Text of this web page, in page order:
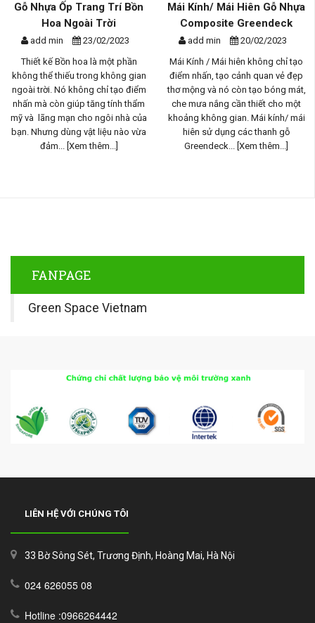
Trí Bồn
2023
phần
gian
tạo điểm
tính thẩm
nhà của
nào vừa
Mái Kính/ Mái Hiên Gỗ Nhựa
Composite Greendeck
add min
20/02/2023
Mái Kính / Mái hiên không chỉ tạo
điểm nhấn, tạo cảnh quan vẻ đẹp
thơ mộng và nó còn tạo bóng mát,
che mưa nắng cần thiết cho một
khoảng không gian. Mái kính/ mái
hiên sử dụng các thanh gỗ
Greendeck...
[Xem thêm...]
Giàn Hoa Gỗ
Trời Composite -
Th...
add min
Giàn hoa gỗ nhựa
phần quan trọng
không gian sống
không chỉ tạo điểm
lại vẻ đẹp tự nhiên
là không gian bóng
FANPAGE
Green Space Vietnam
LIÊN HỆ VỚI CHÚNG TÔI
33 Bờ Sông Sét, Trương Định, Hoàng Mai, Hà Nội
024 626055 08
Hotline :0966264442